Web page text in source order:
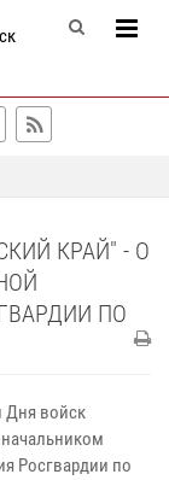
КРАЙ" - О
ПО
Дня войск
Росгвардии по